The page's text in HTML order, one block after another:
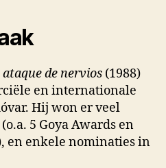
de nervios (1988)
en internationale
Hij won er veel
5 Goya Awards en
en enkele nominaties in